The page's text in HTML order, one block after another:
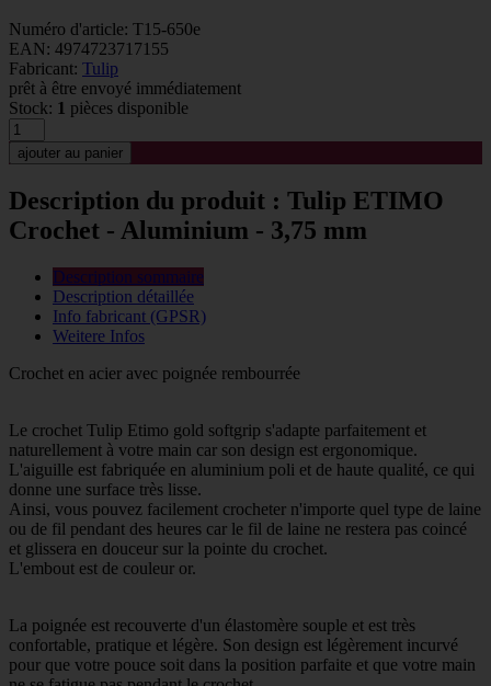
Numéro d'article: T15-650e
EAN: 4974723717155
Fabricant: Tulip
prêt à être envoyé immédiatement
Stock: 1 pièces disponible
Description du produit : Tulip ETIMO
Crochet - Aluminium - 3,75 mm
Description sommaire
Description détaillée
Info fabricant (GPSR)
Weitere Infos
Crochet en acier avec poignée rembourrée
Le crochet Tulip Etimo gold softgrip s'adapte parfaitement et
naturellement à votre main car son design est ergonomique.
L'aiguille est fabriquée en aluminium poli et de haute qualité, ce qui
donne une surface très lisse.
Ainsi, vous pouvez facilement crocheter n'importe quel type de laine
ou de fil pendant des heures car le fil de laine ne restera pas coincé
et glissera en douceur sur la pointe du crochet.
L'embout est de couleur or.
La poignée est recouverte d'un élastomère souple et est très
confortable, pratique et légère. Son design est légèrement incurvé
pour que votre pouce soit dans la position parfaite et que votre main